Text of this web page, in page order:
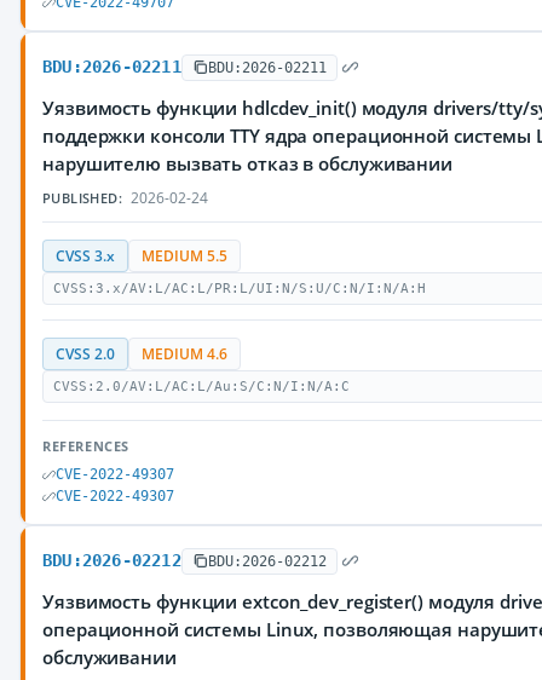
BDU:2026-02211 BDU:2026-02211
Уязвимость функции hdlcdev_init() модуля drivers/tty/
поддержки консоли TTY ядра операционной
нарушителю вызвать отказ в обслуживании
PUBLISHED: 2026-02-24
CVSS 3.x MEDIUM 5.5
CVSS:3.x/AV:L/AC:L/PR:L/UI:N/S:U/C:N/I:N/A:H
CVSS 2.0 MEDIUM 4.6
CVSS:2.0/AV:L/AC:L/Au:S/C:N/I:N/A:C
REFERENCES
CVE-2022-49307
CVE-2022-49307
BDU:2026-02212 BDU:2026-02212
Уязвимость функции extcon_dev_register() модуля
операционной системы Linux, позволяющая
обслуживании